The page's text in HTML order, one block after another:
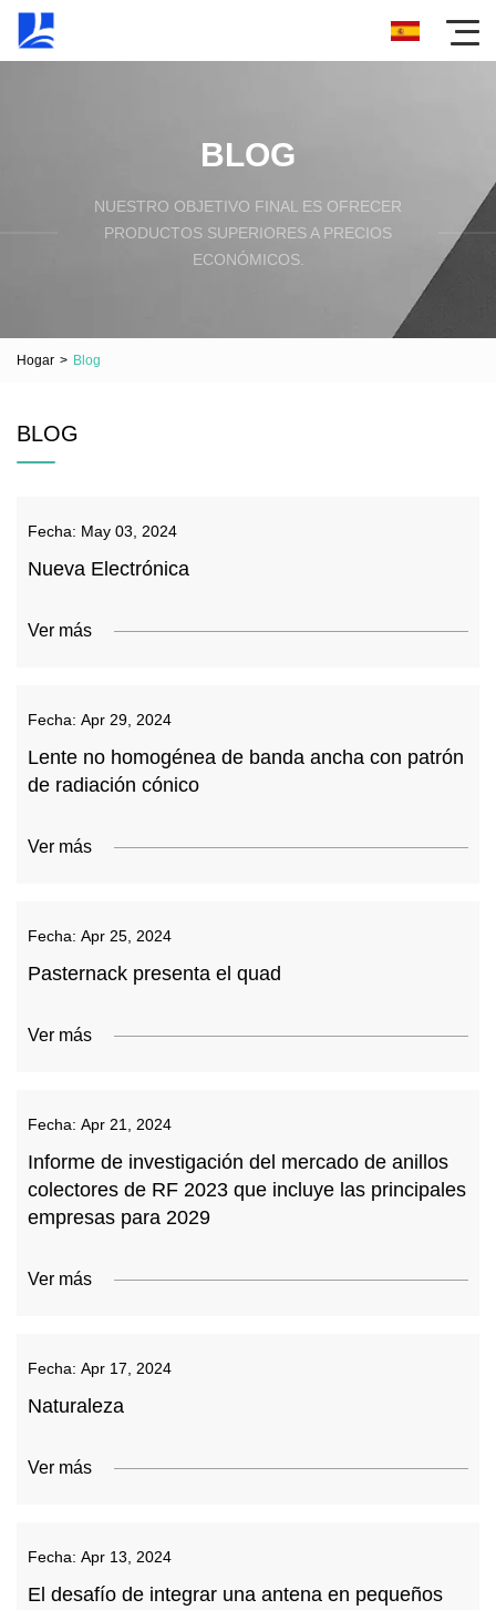
BLOG
NUESTRO OBJETIVO FINAL ES OFRECER
PRODUCTOS SUPERIORES A PRECIOS
ECONÓMICOS.
Hogar > Blog
BLOG
Fecha: May 03, 2024
Nueva Electrónica
Ver más
Fecha: Apr 29, 2024
Lente no homogénea de banda ancha con patrón
de radiación cónico
Ver más
Fecha: Apr 25, 2024
Pasternack presenta el quad
Ver más
Fecha: Apr 21, 2024
Informe de investigación del mercado de anillos
colectores de RF 2023 que incluye las principales
empresas para 2029
Ver más
Fecha: Apr 17, 2024
Naturaleza
Ver más
Fecha: Apr 13, 2024
El desafío de integrar una antena en pequeños